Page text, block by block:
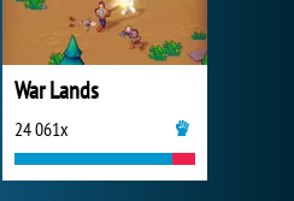
War Lands
24 061x